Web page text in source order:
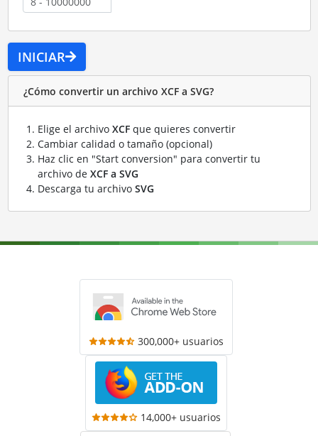
INICIAR
¿Cómo convertir un archivo XCF a SVG?
Elige el archivo XCFque quieres convertir
Cambiar calidad o tamaño (opcional)
Haz clic en "Start conversion" para convertir tu
archivo de XCF a SVG
Descarga tu archivo SVG
300,000+ usuarios
14,000+ usuarios